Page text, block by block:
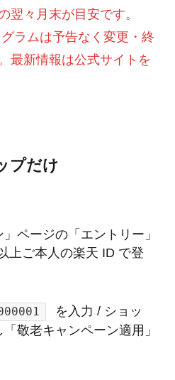
翌々月末が目安です。
ラムは予告なく変更・終
最新情報は公式サイトを
プだけ
」ページの「エントリー」
上ご本人の楽天 ID で登
を入力 / ショッ
敬老キャンペーン適用」